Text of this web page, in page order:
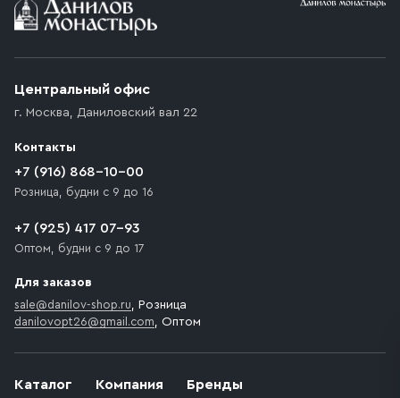
Каталог Компания Бренды
Центральный офис
г. Москва, Даниловский вал 22
Контакты
+7 (916) 868-10-00
Розница, будни с 9 до 16
+7 (925) 417 07-93
Оптом, будни с 9 до 17
Для заказов
sale@danilov-shop.ru, Розница
danilovopt26@gmail.com, Оптом